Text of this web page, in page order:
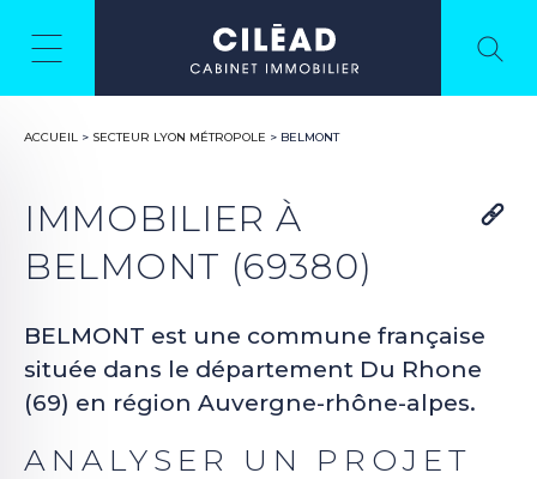
ACCUEIL > SECTEUR LYON MÉTROPOLE > BELMONT
IMMOBILIER À
BELMONT (69380)
BELMONT est une commune française
située dans le département Du Rhone
(69) en région Auvergne-rhône-alpes.
ANALYSER UN PROJET